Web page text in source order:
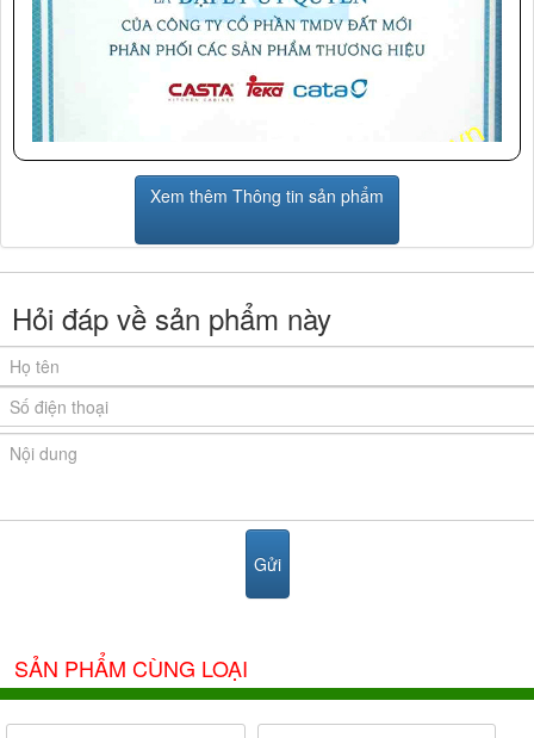
Ảnh giấy chứng nhận Nội Thất Phương Đông là đại lý cấp I
của thương hiệuTekado công ty Teka cung cấp
Xem thêm Thông tin sản phẩm
Hỏi đáp về sản phẩm này
SẢN PHẨM CÙNG LOẠI